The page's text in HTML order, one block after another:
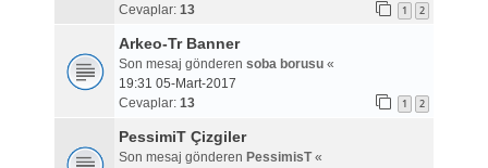
Cevaplar: 13 1 2
Arkeo-Tr Banner
Son mesaj gönderen soba borusu«
19:31 05-Mart-2017
Cevaplar: 13 1 2
PessimiT Çizgiler
Son mesaj gönderen PessimisT«